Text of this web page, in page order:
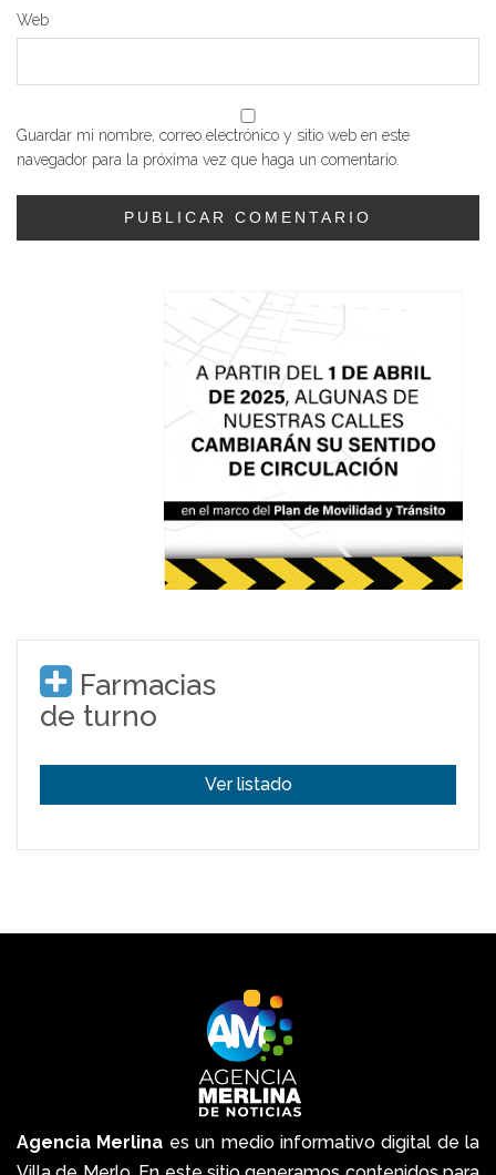
Web
Guardar mi nombre, correo electrónico y sitio web en este
navegador para la próxima vez que haga un comentario.
Farmacias
de turno
Ver listado
Agencia Merlina es un medio informativo digital de la